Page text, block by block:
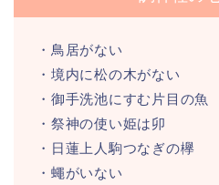
・鳥居がない
・境内に松の木がない
・御手洗池にすむ片目の魚
・祭神の使い姫は卯
・日蓮上人駒つなぎの欅
・蠅がいない